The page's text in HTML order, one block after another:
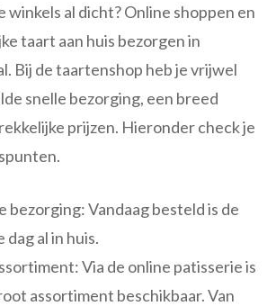
winkels al dicht? Online shoppen en
taart aan huis bezorgen in
Bij de taartenshop heb je vrijwel
snelle bezorging, een breed
prijzen. Hieronder check je
bezorging: Vandaag besteld is de
dag al in huis.
Via de online patisserie is
assortiment beschikbaar. Van